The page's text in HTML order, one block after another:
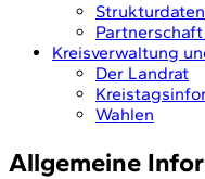
Strukturdaten
Kreisverwaltung
Der Landrat
Wahlen
Allgemeine